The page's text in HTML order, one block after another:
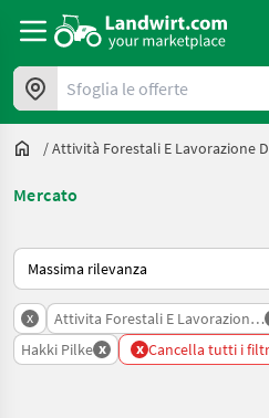
Sfoglia le offerte
/Attività Forestali E Lavorazione
Mercato
Ecco come viene ordinato su
x Attivita Forestali E Lavorazione
Hakki Pilke x x Cancella tutti i